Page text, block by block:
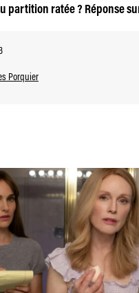
partition ratée ? Réponse
Porquier